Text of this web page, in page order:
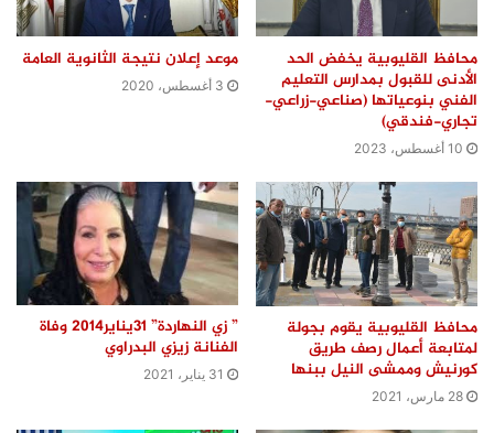
محافظ القليوبية يخفض الحد
الأدنى للقبول بمدارس التعليم
الفني بنوعياتها (صناعي-زراعي-
تجاري-فندقي)
10 أغسطس، 2023
موعد إعلان نتيجة الثانوية العامة
3 أغسطس، 2020
محافظ القليوبية يقوم بجولة
لمتابعة أعمال رصف طريق
كورنيش وممشى النيل ببنها
28 مارس، 2021
” زي النهاردة” 31يناير2014 وفاة
الفنانة زيزي البدراوي
31 يناير، 2021